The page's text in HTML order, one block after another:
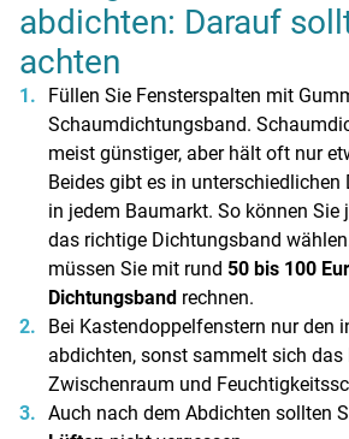
abdichten: Darauf
achten
Füllen Sie Fensterspalten mit
Schaumdichtungsband.
meist günstiger, aber hält oft nur
Beides gibt es in unterschiedlichen
in jedem Baumarkt. So können Sie
das richtige Dichtungsband
müssen Sie mit rund 50 bis 100
Dichtungsband rechnen.
Bei Kastendoppelfenstern nur den
abdichten, sonst sammelt sich das
Zwischenraum und
Auch nach dem Abdichten sollten